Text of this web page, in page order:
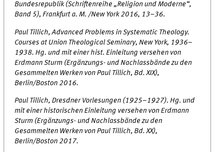
Bundesrepublik (Schriftenreihe „Religion und Moderne“,
Band 5), Frankfurt a. M. /New York 2016, 13–36.
Paul Tillich, Advanced Problems in Systematic Theology.
Courses at Union Theological Seminary, New York, 1936–
1938. Hg. und mit einer hist. Einleitung versehen von
Erdmann Sturm (Ergänzungs- und Nachlassbände zu den
Gesammelten Werken von Paul Tillich, Bd. XIX),
Berlin/Boston 2016.
Paul Tillich, Dresdner Vorlesungen (1925–1927). Hg. und
mit einer historischen Einleitung versehen von Erdmann
Sturm (Ergänzungs- und Nachlassbände zu den
Gesammelten Werken von Paul Tillich, Bd. XX),
Berlin/Boston 2017.